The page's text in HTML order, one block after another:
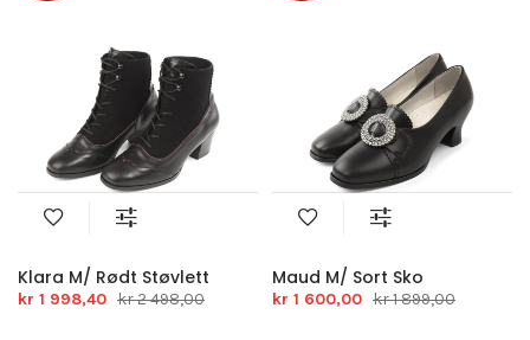
Klara M/ Rødt Støvlett
kr 1 998,40 kr 2 498,00
Maud M/ Sort Sko
kr 1 600,00 kr 1 899,00